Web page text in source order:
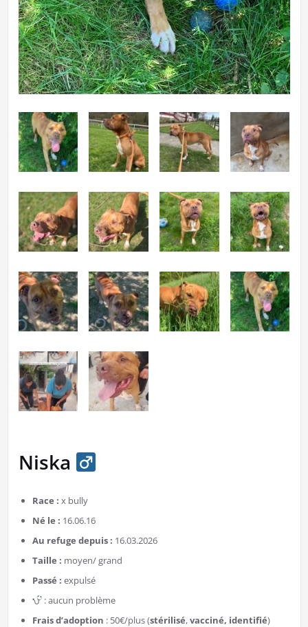
Niska
Race : x bully
Né le : 16.06.16
Au refuge depuis : 16.03.2026
Taille : moyen/ grand
Passé : expulsé
: aucun problème
Frais d’adoption : 50€/plus (stérilisé,vacciné, identifié)